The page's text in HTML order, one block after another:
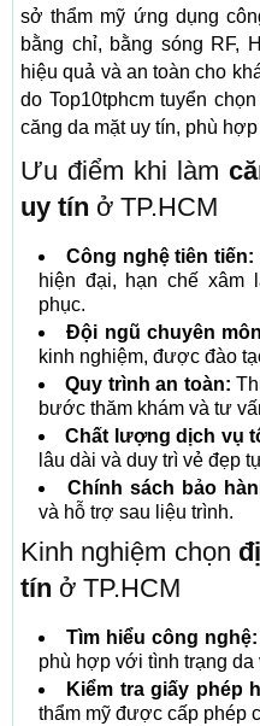
sở thẩm mỹ ứng dụng
bằng chỉ, bằng sóng RF,
hiệu quả và an toàn cho
do Top10tphcm tuyển
căng da mặt uy tín, phù
Ưu điểm khi làm
uy tín ở TP.HCM
Công nghệ tiên tiến:
hiện đại, hạn chế xâm
phục.
Đội ngũ chuyên
kinh nghiệm, được đào
Quy trình an toàn:
bước thăm khám và tư
Chất lượng dịch vụ
lâu dài và duy trì vẻ đẹp
Chính sách bảo
và hỗ trợ sau liệu trình.
Kinh nghiệm chọn
tín ở TP.HCM
Tìm hiểu công nghệ:
phù hợp với tình trạng da
Kiểm tra giấy phép
thẩm mỹ được cấp phép